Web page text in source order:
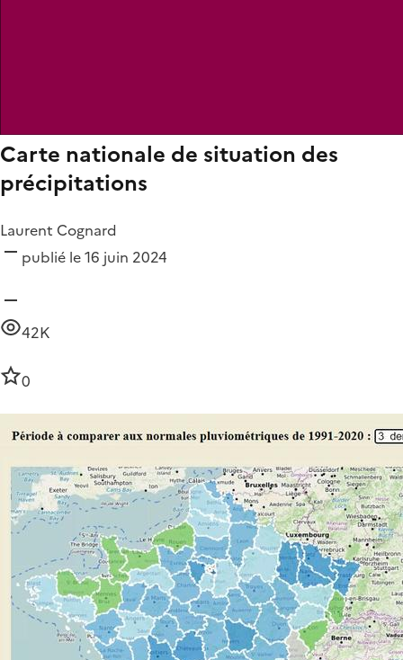
Carte nationale de situation des
précipitations
Laurent Cognard
publié le 16 juin 2024
42K
0